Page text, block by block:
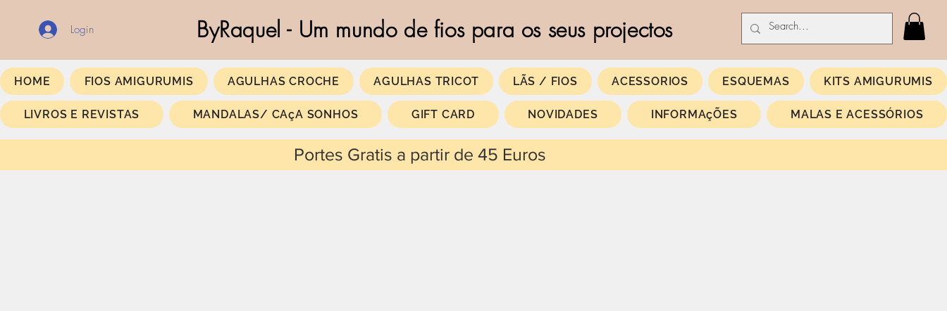
Login ByRaquel - Um mundo de fios para os seus projectos
HOME FIOS AMIGURUMIS AGULHAS CROCHE AGULHAS TRICOT LÃS / FIOS ACESSORIOS ESQUEMAS KITS AMIGURUMIS
LIVROS E REVISTAS MANDALAS/ CAçA SONHOS GIFT CARD NOVIDADES INFORMAçÕES MALAS E ACESSÓRIOS
Portes Gratis a partir de 45 Euros